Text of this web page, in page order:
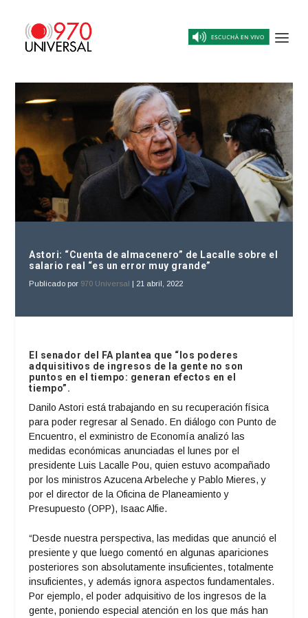
Astori: “Cuenta de almacenero” de Lacalle sobre el
salario real “es un error muy grande”
Publicado por 970 Universal | 21 abril, 2022
El senador del FA plantea que “los poderes
adquisitivos de ingresos de la gente no son
puntos en el tiempo: generan efectos en el
tiempo”.
Danilo Astori está trabajando en su recuperación física
para poder regresar al Senado. En diálogo con Punto de
Encuentro, el exministro de Economía analizó las
medidas económicas anunciadas el lunes por el
presidente Luis Lacalle Pou, quien estuvo acompañado
por los ministros Azucena Arbeleche y Pablo Mieres, y
por el director de la Oficina de Planeamiento y
Presupuesto (OPP), Isaac Alfie.
“Desde nuestra perspectiva, las medidas que anunció el
presiente y que luego comentó en algunas apariciones
posteriores son absolutamente insuficientes, totalmente
insuficientes, y además ignora aspectos fundamentales.
Por ejemplo, el poder adquisitivo de los ingresos de la
gente, poniendo especial atención en los que más han